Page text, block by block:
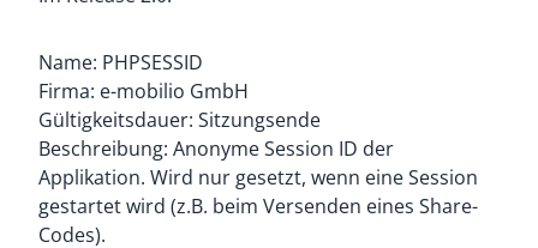
Name: PHPSESSID
Firma: e-mobilio GmbH
Gültigkeitsdauer: Sitzungsende
Beschreibung: Anonyme Session ID der
Applikation. Wird nur gesetzt, wenn eine Session
gestartet wird (z.B. beim Versenden eines Share-
Codes).